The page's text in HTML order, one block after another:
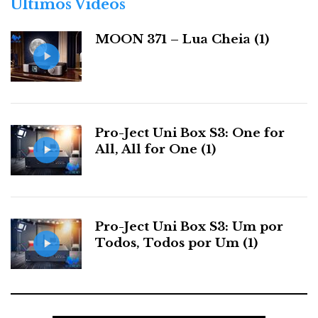
Latitude: 38º 44' 53' N
Longitude: 09º 12' 27' W
Distribuidor
Relacionado : Ultimate
Audio Elite
Like it? Share it.
F
T
G
s
Últimos Videos
MOON 371 – Lua Cheia (1)
Pro-Ject Uni Box S3: One for
All, All for One (1)
Pro-Ject Uni Box S3: Um por
Todos, Todos por Um (1)